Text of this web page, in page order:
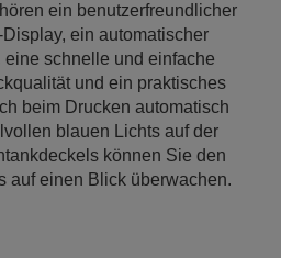
ein benutzerfreundlicher
ein automatischer
eine schnelle und einfache
und ein praktisches
beim Drucken automatisch
blauen Lichts auf der
können Sie den
auf einen Blick überwachen.